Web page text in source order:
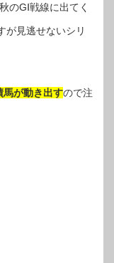
のGⅠ戦線に出てく
が見逃せないシリ
馬が動き出すので注